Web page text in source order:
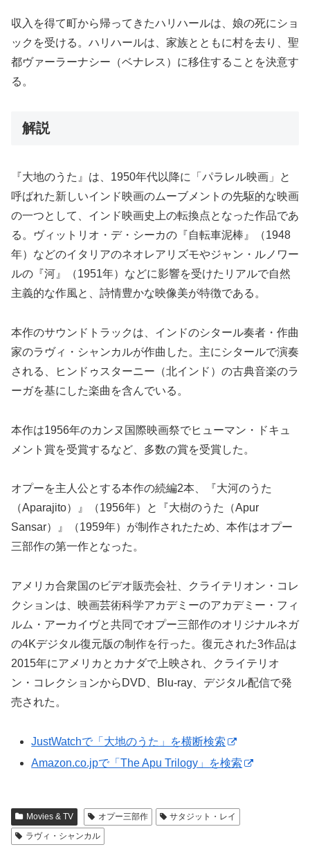
収入を得て町から帰ってきたハリハールは、娘の死にショ
ックを受ける。ハリハールは、家族とともに村を去り、聖
都ヴァーラーナシー（ベナレス）に移住することを決意す
る。
解説
『大地のうた』は、1950年代以降に「パラレル映画」と
呼ばれた新しいインド映画のムーブメントの先駆的な映画
の一つとして、インド映画史上の転換点となった作品であ
る。ヴィットリオ・デ・シーカの『自転車泥棒』（1948
年）などのイタリアのネオレアリズモやジャン・ルノワー
ルの『河』（1951年）などに影響を受けたリアルで自然
主義的な作風と、詩情豊かな映像美が特徴である。
本作のサウンドトラックは、インドのシタール奏者・作曲
家のラヴィ・シャンカルが作曲した。主にシタールで演奏
される、ヒンドゥスターニー（北インド）の古典音楽のラ
ーガを基にした楽曲を含んでいる。
本作は1956年のカンヌ国際映画祭でヒューマン・ドキュ
メント賞を受賞するなど、多数の賞を受賞した。
オプーを主人公とする本作の続編2本、『大河のうた
（Aparajito）』（1956年）と『大樹のうた（Apur
Sansar）』（1959年）が制作されたため、本作はオプー
三部作の第一作となった。
アメリカ合衆国のビデオ販売会社、クライテリオン・コレ
クションは、映画芸術科学アカデミーのアカデミー・フィ
ルム・アーカイヴと共同でオプー三部作のオリジナルネガ
の4Kデジタル復元版の制作を行った。復元された3作品は
2015年にアメリカとカナダで上映され、クライテリオ
ン・コレクションからDVD、Blu-ray、デジタル配信で発
売された。
JustWatchで「大地のうた」を横断検索
Amazon.co.jpで「The Apu Trilogy」を検索
Movies & TV オプー三部作
サタジット・レイ
ラヴィ・シャンカル